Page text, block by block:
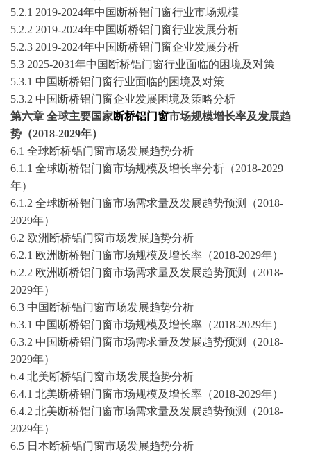
5.2.1 2019-2024年中国 断桥铝门窗行业市场规模
5.2.2 2019-2024年中国 断桥铝门窗行业发展分析
5.2.3 2019-2024年中国 断桥铝门窗企业发展分析
5.3 2025-2031年中国 断桥铝门窗行业面临的困境及对策
5.3.1 中国 断桥铝门窗行业面临的困境及对策
5.3.2 中国 断桥铝门窗企业发展困境及策略分析
第六章 全球主要国家断桥铝门窗市场规模增长率及发展趋
势（2018-2029年）
6.1 全球断桥铝门窗市场发展趋势分析
6.1.1 全球断桥铝门窗市场规模及增长率分析（2018-2029
年）
6.1.2 全球断桥铝门窗市场需求量及发展趋势预测（2018-
2029年）
6.2 欧洲 断桥铝门窗市场发展趋势分析
6.2.1 欧洲 断桥铝门窗市场规模及增长率（2018-2029年）
6.2.2 欧洲 断桥铝门窗市场需求量及发展趋势预测（2018-
2029年）
6.3 中国断桥铝门窗市场发展趋势分析
6.3.1 中国断桥铝门窗市场规模及增长率（2018-2029年）
6.3.2 中国断桥铝门窗市场需求量及发展趋势预测（2018-
2029年）
6.4 北美断桥铝门窗市场发展趋势分析
6.4.1 北美断桥铝门窗市场规模及增长率（2018-2029年）
6.4.2 北美断桥铝门窗市场需求量及发展趋势预测（2018-
2029年）
6.5 日本断桥铝门窗市场发展趋势分析